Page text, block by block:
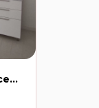
Appartement Cabasse 2 Pièce(s) 28.50m² Avec Cave